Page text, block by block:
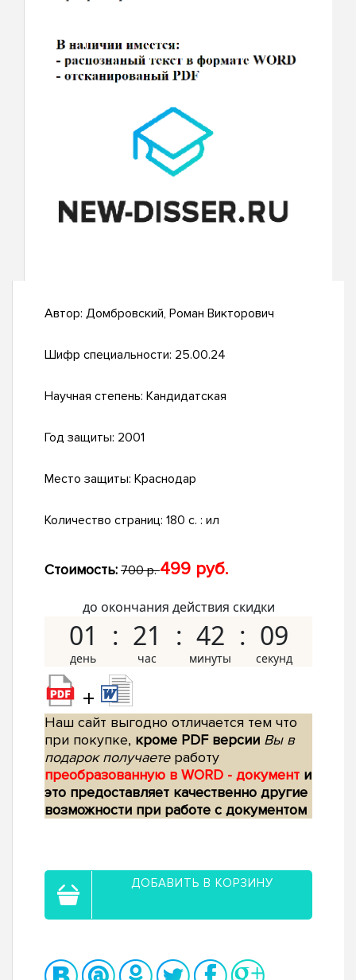
Автор: Домбровский, Роман Викторович
Шифр специальности: 25.00.24
Научная степень: Кандидатская
Год защиты: 2001
Место защиты: Краснодар
Количество страниц: 180 с. : ил
Стоимость: 700 р.499 руб.
до окончания действия скидки
01 21 42 08
+
Наш сайт выгодно отличается тем что
при покупке, кроме PDF версии Вы в
подарок получаетеработу
преобразованную в WORD - документ и
это предоставляет качественно другие
возможности при работе с документом
ДОБАВИТЬ В КОРЗИНУ